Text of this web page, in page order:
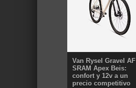
Van Rysel Gravel AF
SRAM Apex Beis:
confort y 12v a un
precio competitivo